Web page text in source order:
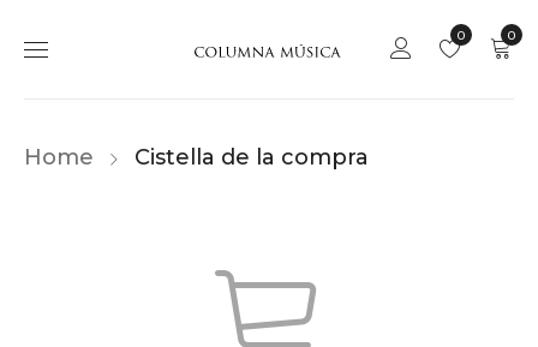
0
0
Home Cistella de la compra